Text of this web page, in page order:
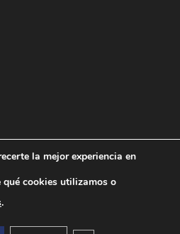
la mejor experiencia en
qué cookies utilizamos o
.